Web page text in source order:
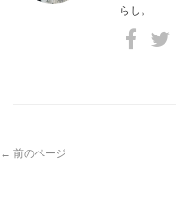
らし。
← 前のページ